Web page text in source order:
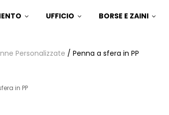
UFFICIO BORSE E ZAINI
Personalizzate / Penna a sfera in PP
in PP